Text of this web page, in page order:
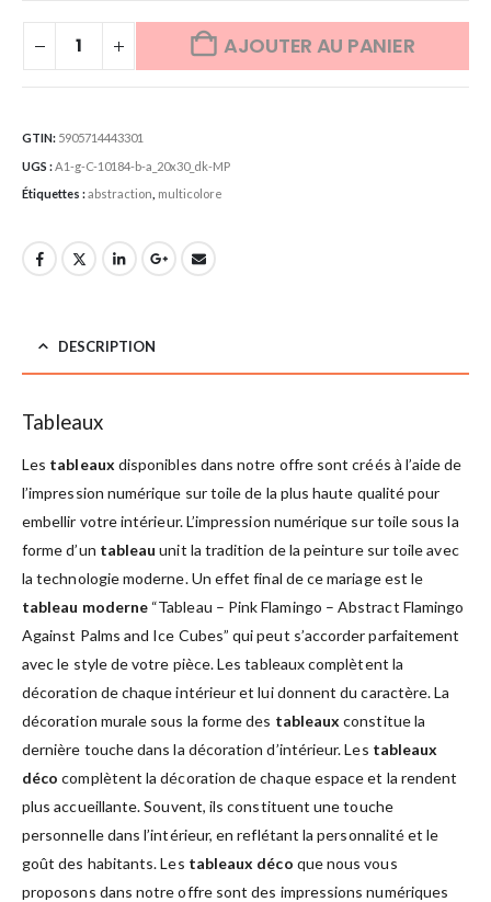
AJOUTER AU PANIER
GTIN: 5905714443301
UGS : A1-g-C-10184-b-a_20x30_dk-MP
Étiquettes :abstraction multicolore
DESCRIPTION
Tableaux
Les tableaux disponibles dans notre offre sont créés à l’aide de
l’impression numérique sur toile de la plus haute qualité pour
embellir votre intérieur. L’impression numérique sur toile sous la
forme d’un tableau unit la tradition de la peinture sur toile avec
la technologie moderne. Un effet final de ce mariage est le
tableau moderne “Tableau – Pink Flamingo – Abstract Flamingo
Against Palms and Ice Cubes” qui peut s’accorder parfaitement
avec le style de votre pièce. Les tableaux complètent la
décoration de chaque intérieur et lui donnent du caractère. La
décoration murale sous la forme des tableaux constitue la
dernière touche dans la décoration d’intérieur. Les tableaux
déco complètent la décoration de chaque espace et la rendent
plus accueillante. Souvent, ils constituent une touche
personnelle dans l’intérieur, en reflétant la personnalité et le
goût des habitants. Les tableaux déco que nous vous
proposons dans notre offre sont des impressions numériques